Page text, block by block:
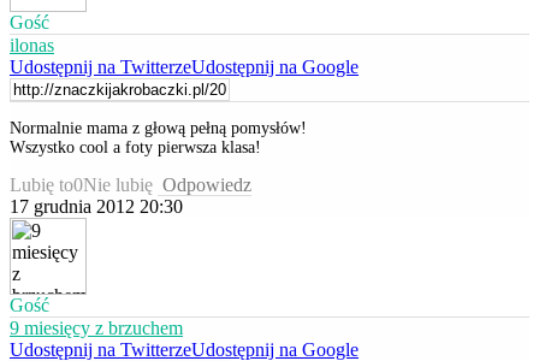
Gość
ilonas
Udostępnij na TwitterzeUdostępnij na Google
Normalnie mama z głową pełną pomysłów!
Wszystko cool a foty pierwsza klasa!
Lubię to0Nie lubię Odpowiedz
17 grudnia 2012 20:30
Gość
9 miesięcy z brzuchem
Udostępnij na TwitterzeUdostępnij na Google